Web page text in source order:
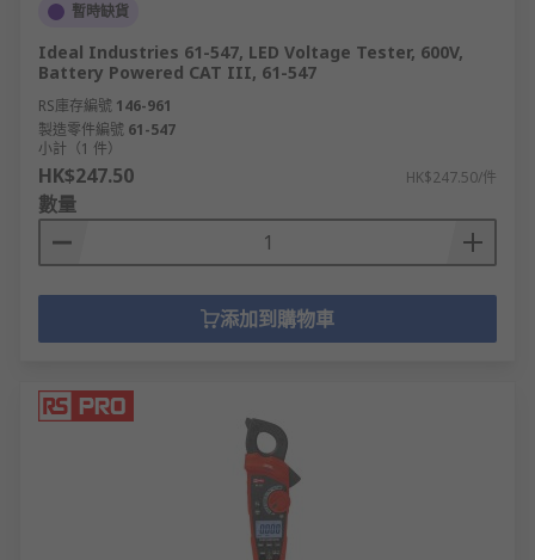
暫時缺貨
Ideal Industries 61-547, LED Voltage Tester, 600V,
Battery Powered CAT III, 61-547
RS庫存編號 146-961
製造零件編號 61-547
小計（1 件）
HK$247.50 HK$247.50/件
數量
添加到購物車